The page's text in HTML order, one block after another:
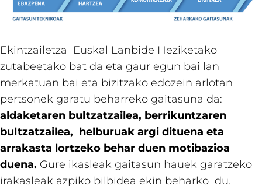
Ekintzailetza Euskal Lanbide Heziketako
zutabeetako bat da eta gaur egun bai lan
merkatuan bai eta bizitzako edozein arlotan
pertsonek garatu beharreko gaitasuna da:
aldaketaren bultzatzailea, berrikuntzaren
bultzatzailea, helburuak argi dituena eta
arrakasta lortzeko behar duen motibazioa
duena. Gure ikasleak gaitasun hauek garatzeko
irakasleak azpiko bilbidea ekin beharko du.